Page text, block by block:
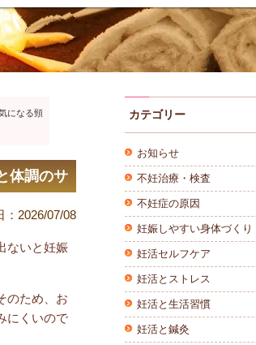
になる頸
体調のサ
2026/07/08
ないと妊娠
のため、お
にくいので
カテゴリー
お知らせ
不妊治療・検査
不妊症の原因
妊娠しやすい身体づくり
妊活セルフケア
妊活とストレス
妊活と生活習慣
妊活と鍼灸